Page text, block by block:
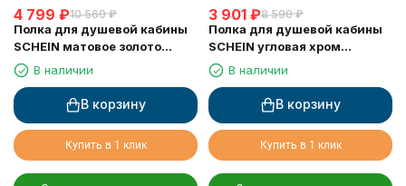
4 799 ₽10 560 ₽
Полка для душевой кабины
SCHEIN матовое золото
(9327BG)
В наличии
В корзину
Купить в 1 клик
3 901 ₽8 590 ₽
Полка для душевой кабины
SCHEIN угловая хром
(9326CH)
В наличии
В корзину
Купить в 1 клик